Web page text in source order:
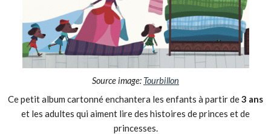
Source image: Tourbillon
Ce petit album cartonné enchantera les enfants à partir de3 ans
et les adultes qui aiment lire des histoires de princes et de
princesses.